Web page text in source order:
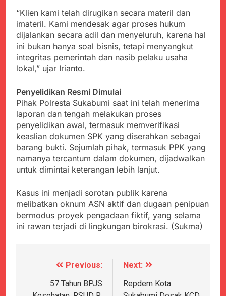
“Klien kami telah dirugikan secara materil dan
imateril. Kami mendesak agar proses hukum
dijalankan secara adil dan menyeluruh, karena hal
ini bukan hanya soal bisnis, tetapi menyangkut
integritas pemerintah dan nasib pelaku usaha
lokal,” ujar Irianto.
Penyelidikan Resmi Dimulai
Pihak Polresta Sukabumi saat ini telah menerima
laporan dan tengah melakukan proses
penyelidikan awal, termasuk memverifikasi
keaslian dokumen SPK yang diserahkan sebagai
barang bukti. Sejumlah pihak, termasuk PPK yang
namanya tercantum dalam dokumen, dijadwalkan
untuk dimintai keterangan lebih lanjut.
Kasus ini menjadi sorotan publik karena
melibatkan oknum ASN aktif dan dugaan penipuan
bermodus proyek pengadaan fiktif, yang selama
ini rawan terjadi di lingkungan birokrasi. (Sukma)
NavigasiPrevious:
57 Tahun BPJS
Next:
Repdem Kota